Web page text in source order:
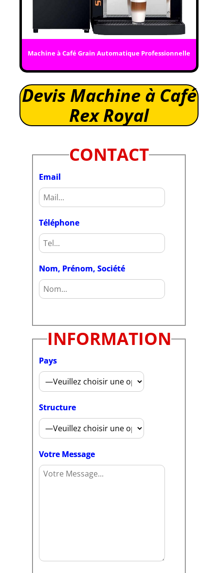
Machine à Café Grain Automatique Professionnelle
Devis Machine à Café
Rex Royal
CONTACT
Email
Téléphone
Nom, Prénom, Société
INFORMATION
Pays
Structure
Votre Message